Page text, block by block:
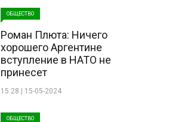
ОБЩЕСТВО
Роман Плюта: Ничего
хорошего Аргентине
вступление в НАТО не
принесет
15:28 | 15-05-2024
ОБЩЕСТВО